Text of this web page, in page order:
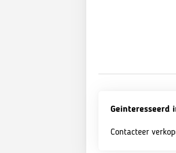
Geinteresseerd
Contacteer